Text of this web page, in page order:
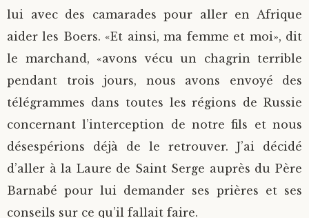
lui avec des camarades pour aller en Afrique
aider les Boers. «Et ainsi, ma femme et moi», dit
le marchand, «avons vécu un chagrin terrible
pendant trois jours, nous avons envoyé des
télégrammes dans toutes les régions de Russie
concernant l’interception de notre fils et nous
désespérions déjà de le retrouver. J’ai décidé
d’aller à la Laure de Saint Serge auprès du Père
Barnabé pour lui demander ses prières et ses
conseils sur ce qu’il fallait faire.